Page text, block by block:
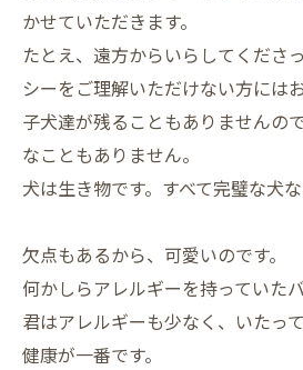
かせていただきます。
たとえ、遠方からいらしてくださ
シーをご理解いただけない方には
子犬達が残ることもありませんの
なこともありません。
犬は生き物です。すべて完璧な犬な
欠点もあるから、可愛いのです。
何かしらアレルギーを持っていた
君はアレルギーも少なく、いたっ
健康が一番です。